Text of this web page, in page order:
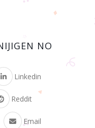
NO
Linkedin
Reddit
Email